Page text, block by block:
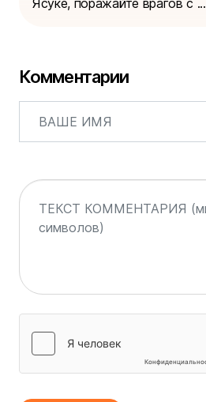
Ясуке, поражайте врагов с ...
Комментарии